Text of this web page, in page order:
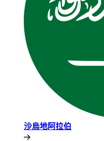
沙烏地阿拉伯​​